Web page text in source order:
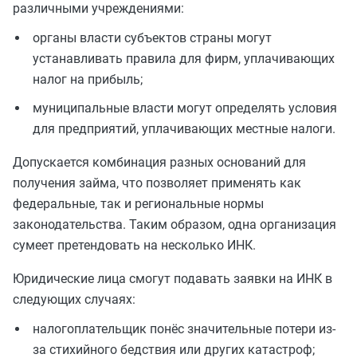
различными учреждениями:
органы власти субъектов страны могут
устанавливать правила для фирм, уплачивающих
налог на прибыль;
муниципальные власти могут определять условия
для предприятий, уплачивающих местные налоги.
Допускается комбинация разных оснований для
получения займа, что позволяет применять как
федеральные, так и региональные нормы
законодательства. Таким образом, одна организация
сумеет претендовать на несколько ИНК.
Юридические лица смогут подавать заявки на ИНК в
следующих случаях:
налогоплательщик понёс значительные потери из-
за стихийного бедствия или других катастроф;